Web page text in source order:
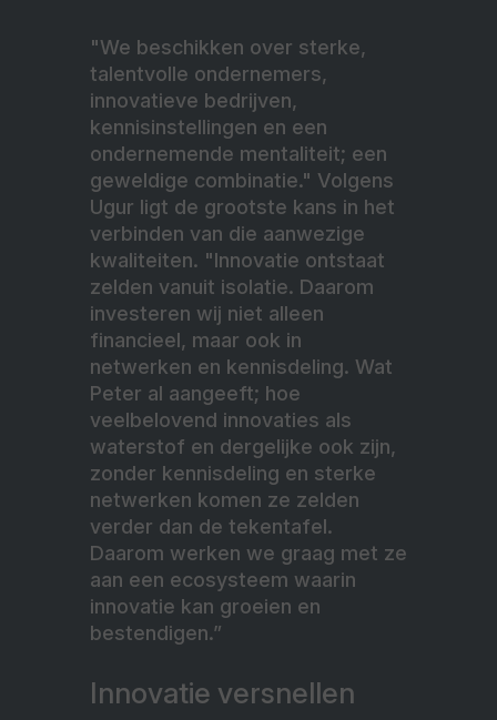
"We beschikken over sterke,
talentvolle ondernemers,
innovatieve bedrijven,
kennisinstellingen en een
ondernemende mentaliteit; een
geweldige combinatie." Volgens
Ugur ligt de grootste kans in het
verbinden van die aanwezige
kwaliteiten. "Innovatie ontstaat
zelden vanuit isolatie. Daarom
investeren wij niet alleen
financieel, maar ook in
netwerken en kennisdeling. Wat
Peter al aangeeft; hoe
veelbelovend innovaties als
waterstof en dergelijke ook zijn,
zonder kennisdeling en sterke
netwerken komen ze zelden
verder dan de tekentafel.
Daarom werken we graag met ze
aan een ecosysteem waarin
innovatie kan groeien en
bestendigen.”
Innovatie versnellen